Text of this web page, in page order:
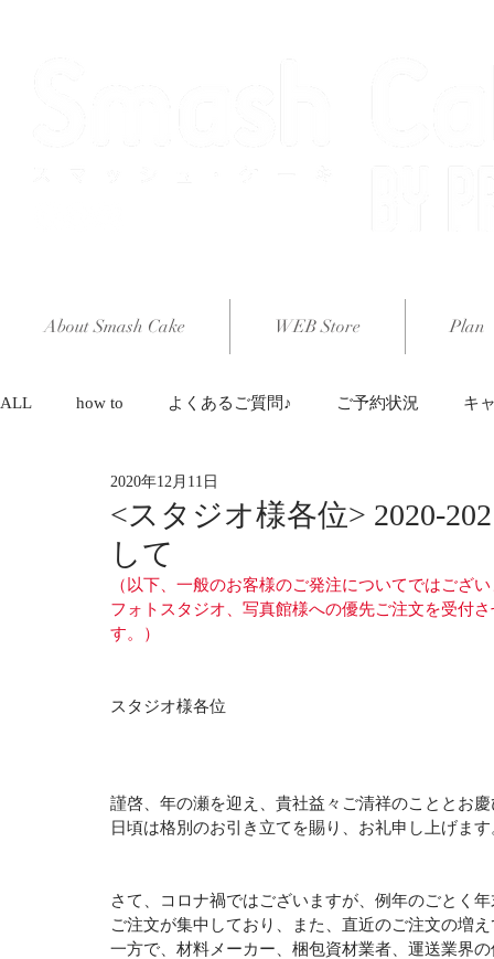
About Smash Cake WEB Store Plan
ALL how to よくあるご質問♪ ご予約状況 キ
<スタジオ様各位> 2020-
して
2020年12月11日
（以下、一般のお客様のご発注についてではござ
フォトスタジオ、写真館様への優先ご注文を受付
す。）
スタジオ様各位
謹啓、年の瀬を迎え、貴社益々ご清祥のこととお
日頃は格別のお引き立てを賜り、お礼申し上げます
さて、コロナ禍ではございますが、例年のごとく
ご注文が集中しており、また、直近のご注文の増
一方で、材料メーカー、梱包資材業者、運送業界